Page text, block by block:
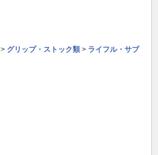
> グリップ・ストック類 > ライフル・サブ